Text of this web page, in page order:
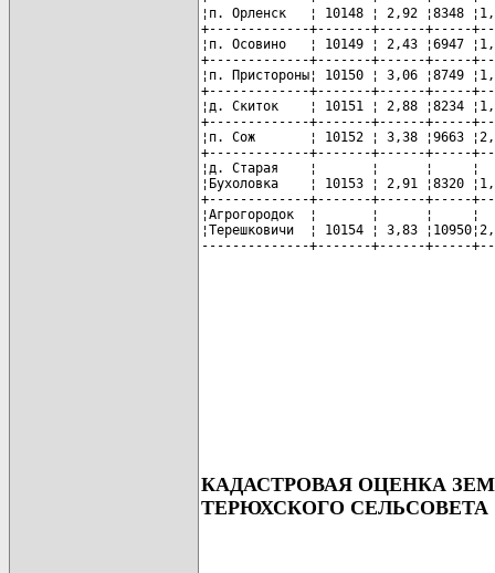
¦п. Орленск   ¦ 10148 ¦ 2,92 ¦8348
+-------------+-------+------+-----
¦п. Осовино   ¦ 10149 ¦ 2,43 ¦6947
+-------------+-------+------+-----
¦п. Пристороны¦ 10150 ¦ 3,06 ¦8749
+-------------+-------+------+-----
¦д. Скиток    ¦ 10151 ¦ 2,88 ¦8234
+-------------+-------+------+-----
¦п. Сож       ¦ 10152 ¦ 3,38 ¦9663
+-------------+-------+------+-----
¦д. Старая    ¦       ¦      ¦
¦Бухоловка    ¦ 10153 ¦ 2,91 ¦8320
+-------------+-------+------+-----
¦Агрогородок  ¦       ¦      ¦
¦Терешковичи  ¦ 10154 ¦ 3,83
--------------+-------+------+-----
КАДАСТРОВАЯ ОЦЕНКА
ТЕРЮХСКОГО СЕЛЬСОВЕТА